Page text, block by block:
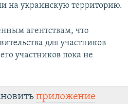
на украинскую территорию.
агентствам, что
для участников
участников пока не
приложение